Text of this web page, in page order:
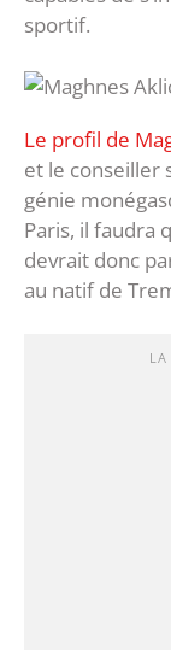
sportif.
Le profil de
et le conseiller
génie
Paris, il faudra
devrait donc
au natif de
LA